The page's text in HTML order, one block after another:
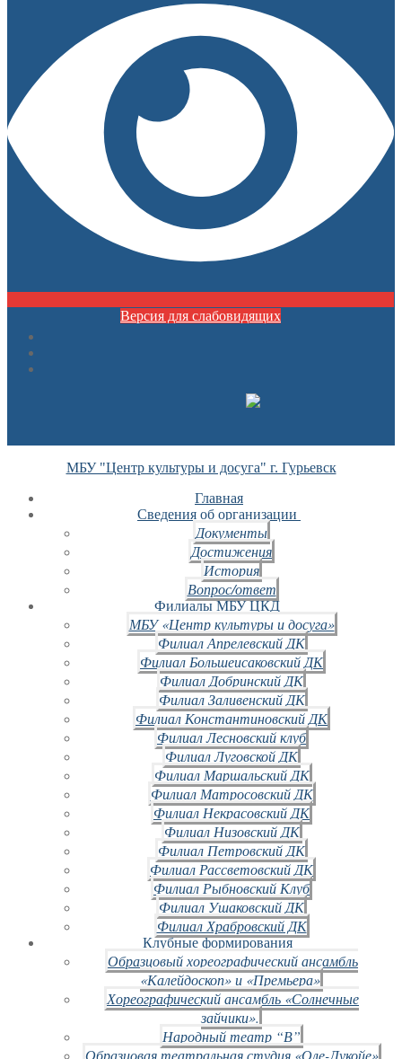
Версия для слабовидящих
МБУ "Центр культуры и досуга" г. Гурьевск
Главная
Сведения об организации
Документы
Достижения
История
Вопрос/ответ
Филиалы МБУ ЦКД
МБУ «Центр культуры и досуга»
Филиал Апрелевский ДК
Филиал Большеисаковский ДК
Филиал Добринский ДК
Филиал Заливенский ДК
Филиал Константиновский ДК
Филиал Лесновский клуб
Филиал Луговской ДК
Филиал Маршальский ДК
Филиал Матросовский ДК
Филиал Некрасовский ДК
Филиал Низовский ДК
Филиал Петровский ДК
Филиал Рассветовский ДК
Филиал Рыбновский Клуб
Филиал Ушаковский ДК
Филиал Храбровский ДК
Клубные формирования
Образцовый хореографический ансамбль
«Калейдоскоп» и «Премьера»
Хореографический ансамбль «Солнечные
зайчики».
Народный театр “В”